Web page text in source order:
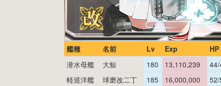
艦種 名前 Lv Exp
HP
潜水母艦
大鯨 180 13,110,239
軽巡洋艦
球磨改二丁 185 16,000,000